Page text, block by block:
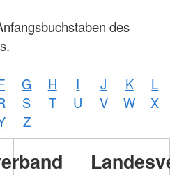
des
G H I J K
L
S T U V W
X
Z